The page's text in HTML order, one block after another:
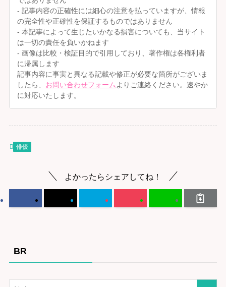
- 記事内容の正確性には細心の注意を払っていますが、情報
の完全性や正確性を保証するものではありません
- 本記事によって生じたいかなる損害についても、当サイト
は一切の責任を負いかねます
- 画像は比較・検証目的で引用しており、著作権は各権利者
に帰属します
記事内容に事実と異なる記載や修正が必要な箇所がございま
したら、 お問い合わせフォーム よりご連絡ください。速やか
に対応いたします。
俳優
よかったらシェアしてね！
BR